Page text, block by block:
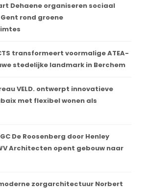
Dehaene organiseren sociaal
rond groene
transformeert voormalige ATEA-
stedelijke landmark in Berchem
VELD. ontwerpt innovatieve
met flexibel wonen als
De Roosenberg door Henley
Architecten opent gebouw naar
zorgarchitectuur Norbert